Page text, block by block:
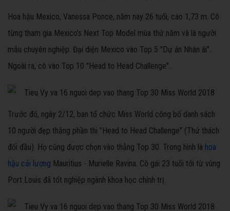
Hoa hậu Mexico, Vanessa Ponce, năm nay 26 tuổi, cao 1,73 m. Cô
từng tham gia Mexico’s Next Top Model mùa thứ năm và là người
mẫu chuyên nghiệp. Đại diện Mexico vào Top 5 "Dự án Nhân ái".
Ngoài ra, cô vào Top 10 "Head to Head Challenge".
Trước đó, ngày 2/12, ban tổ chức Miss World công bố danh sách
10 người đẹp thắng phần thi "Head to Head Challenge" (Thử thách
đối đầu). Họ cũng được chọn vào thẳng Top 30. Trong hình là hoa
hậu cải lương Mauritius - Murielle Ravina. Cô gái 23 tuổi tới từ vùng
Port Louis đã tốt nghiệp ngành khoa học chính trị.